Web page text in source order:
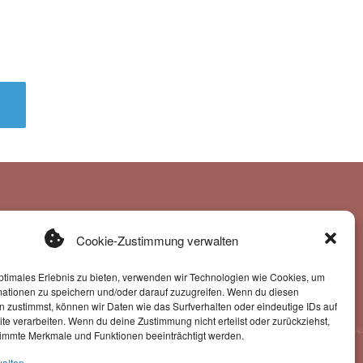
Cookie-Zustimmung verwalten
Erlebnis zu bieten, verwenden wir Technologien wie Cookies, um
zu speichern und/oder darauf zuzugreifen. Wenn du diesen
zustimmst, können wir Daten wie das Surfverhalten oder eindeutige IDs auf
verarbeiten. Wenn du deine Zustimmung nicht erteilst oder zurückziehst,
Merkmale und Funktionen beeinträchtigt werden.
in den Newsletter erkläre ich mich mit der
u. Verarbeitung der eingegebenen Daten durch
diese Website einverstanden.